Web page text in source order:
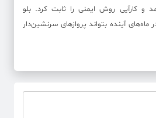
و کارآیی روش ایمنی را ثابت کرد. بلو
آینده بتواند پروازهای سرنشین‌دار